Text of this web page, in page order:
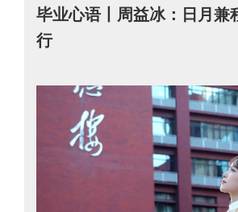
毕业心语丨周益冰：日月兼
行